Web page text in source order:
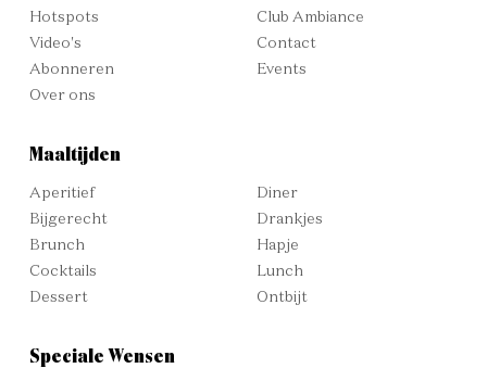
Hotspots
Video's
Abonneren
Over ons
Club Ambiance
Contact
Events
Maaltijden
Aperitief
Bijgerecht
Brunch
Cocktails
Dessert
Diner
Drankjes
Hapje
Lunch
Ontbijt
Speciale Wensen